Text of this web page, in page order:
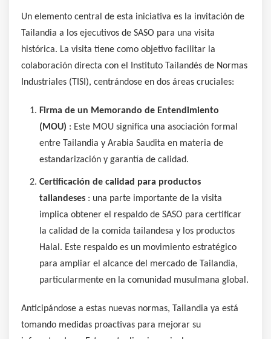
Un elemento central de esta iniciativa es la invitación de
Tailandia a los ejecutivos de SASO para una visita
histórica. La visita tiene como objetivo facilitar la
colaboración directa con el Instituto Tailandés de Normas
Industriales (TISI), centrándose en dos áreas cruciales:
Firma de un Memorando de Entendimiento
(MOU) : Este MOU significa una asociación formal
entre Tailandia y Arabia Saudita en materia de
estandarización y garantía de calidad.
Certificación de calidad para productos
tailandeses : una parte importante de la visita
implica obtener el respaldo de SASO para certificar
la calidad de la comida tailandesa y los productos
Halal. Este respaldo es un movimiento estratégico
para ampliar el alcance del mercado de Tailandia,
particularmente en la comunidad musulmana global.
Anticipándose a estas nuevas normas, Tailandia ya está
tomando medidas proactivas para mejorar su